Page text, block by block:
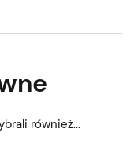
również...